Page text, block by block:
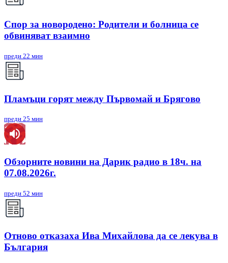
Спор за новородено: Родители и болница се
обвиняват взаимно
преди 22 мин
Пламъци горят между Първомай и Брягово
преди 25 мин
Обзорните новини на Дарик радио в 18ч. на
07.08.2026г.
преди 52 мин
Отново отказаха Ива Михайлова да се лекува в
България